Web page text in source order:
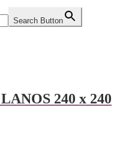
Search Button
240 x 240